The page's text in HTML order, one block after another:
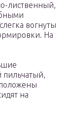
лиственный,
вогнуты
На
на